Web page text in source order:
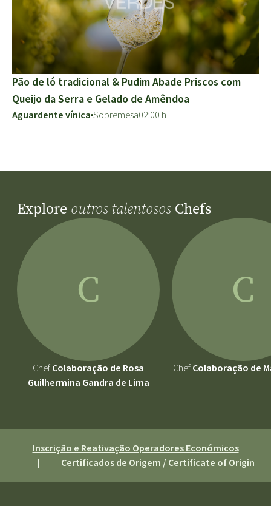
Pão de ló tradicional & Pudim Abade Priscos com
Queijo da Serra e Gelado de Amêndoa
Aguardente vínica Sobremesa02:00 h
Explore outros talentosos Chefs
C
ChefColaboração de Rosa
Guilhermina Gandra de Lima
C
ChefColaboração de
Inscrição e Reativação Operadores Económicos
|
Certificados de Origem / Certificate of Origin